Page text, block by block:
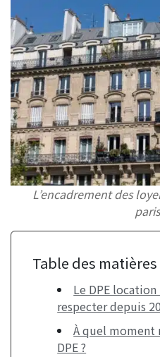
L’encadrement des
Table des matières
Le DPE
respecter depuis
À quel moment
DPE ?